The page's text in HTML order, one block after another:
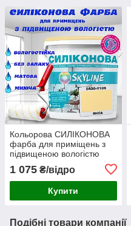
Кольорова СИЛІКОНОВА
фарба для приміщень з
підвищеною вологістю
матова емаль SkyLine
Янса 3 л
1 075 ₴/відро
Купити
Подібні товари компанії